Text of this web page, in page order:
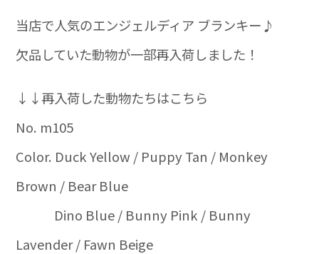
当店で人気のエンジェルディア ブランキー♪
欠品していた動物が一部再入荷しました！
↓↓再入荷した動物たちはこちら
No. m105
Color. Duck Yellow / Puppy Tan / Monkey
Brown / Bear Blue
Dino Blue / Bunny Pink / Bunny
Lavender / Fawn Beige